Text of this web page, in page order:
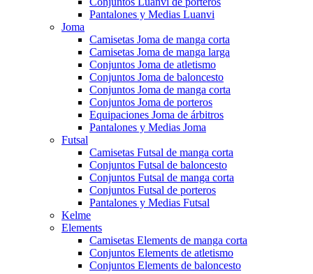
Pantalones y Medias Luanvi
Joma
Camisetas Joma de manga corta
Camisetas Joma de manga larga
Conjuntos Joma de atletismo
Conjuntos Joma de baloncesto
Conjuntos Joma de manga corta
Conjuntos Joma de porteros
Equipaciones Joma de árbitros
Pantalones y Medias Joma
Futsal
Camisetas Futsal de manga corta
Conjuntos Futsal de baloncesto
Conjuntos Futsal de manga corta
Conjuntos Futsal de porteros
Pantalones y Medias Futsal
Kelme
Elements
Camisetas Elements de manga corta
Conjuntos Elements de atletismo
Conjuntos Elements de baloncesto